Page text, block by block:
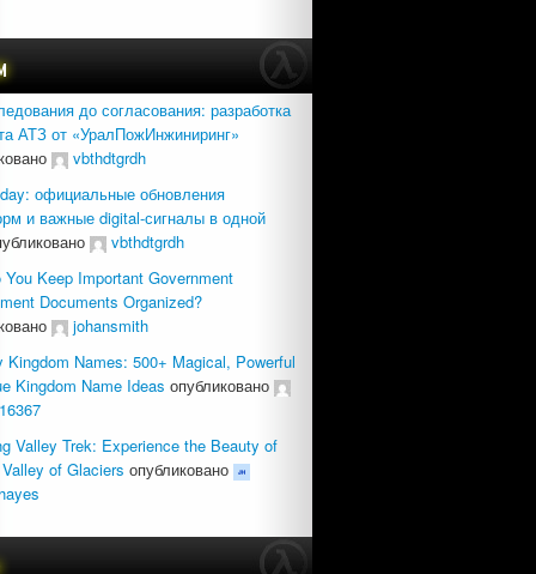
до согласования: разработка
АТЗ от «УралПожИнжиниринг»
vbthdtgrdh
официальные обновления
и важные digital-сигналы в одной
vbthdtgrdh
You Keep Important Government
Documents Organized?
johansmith
Kingdom Names: 500+ Magical, Powerful
Kingdom Name Ideas опубликовано
Valley Trek: Experience the Beauty of
of Glaciers опубликовано